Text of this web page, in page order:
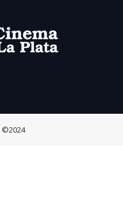
©2024